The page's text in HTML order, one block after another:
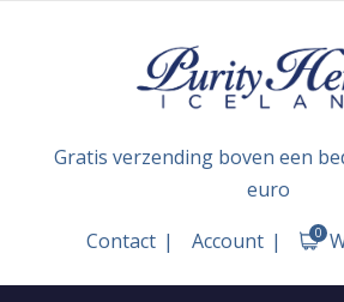
Gratis verzending boven een
euro
Contact
Account 0